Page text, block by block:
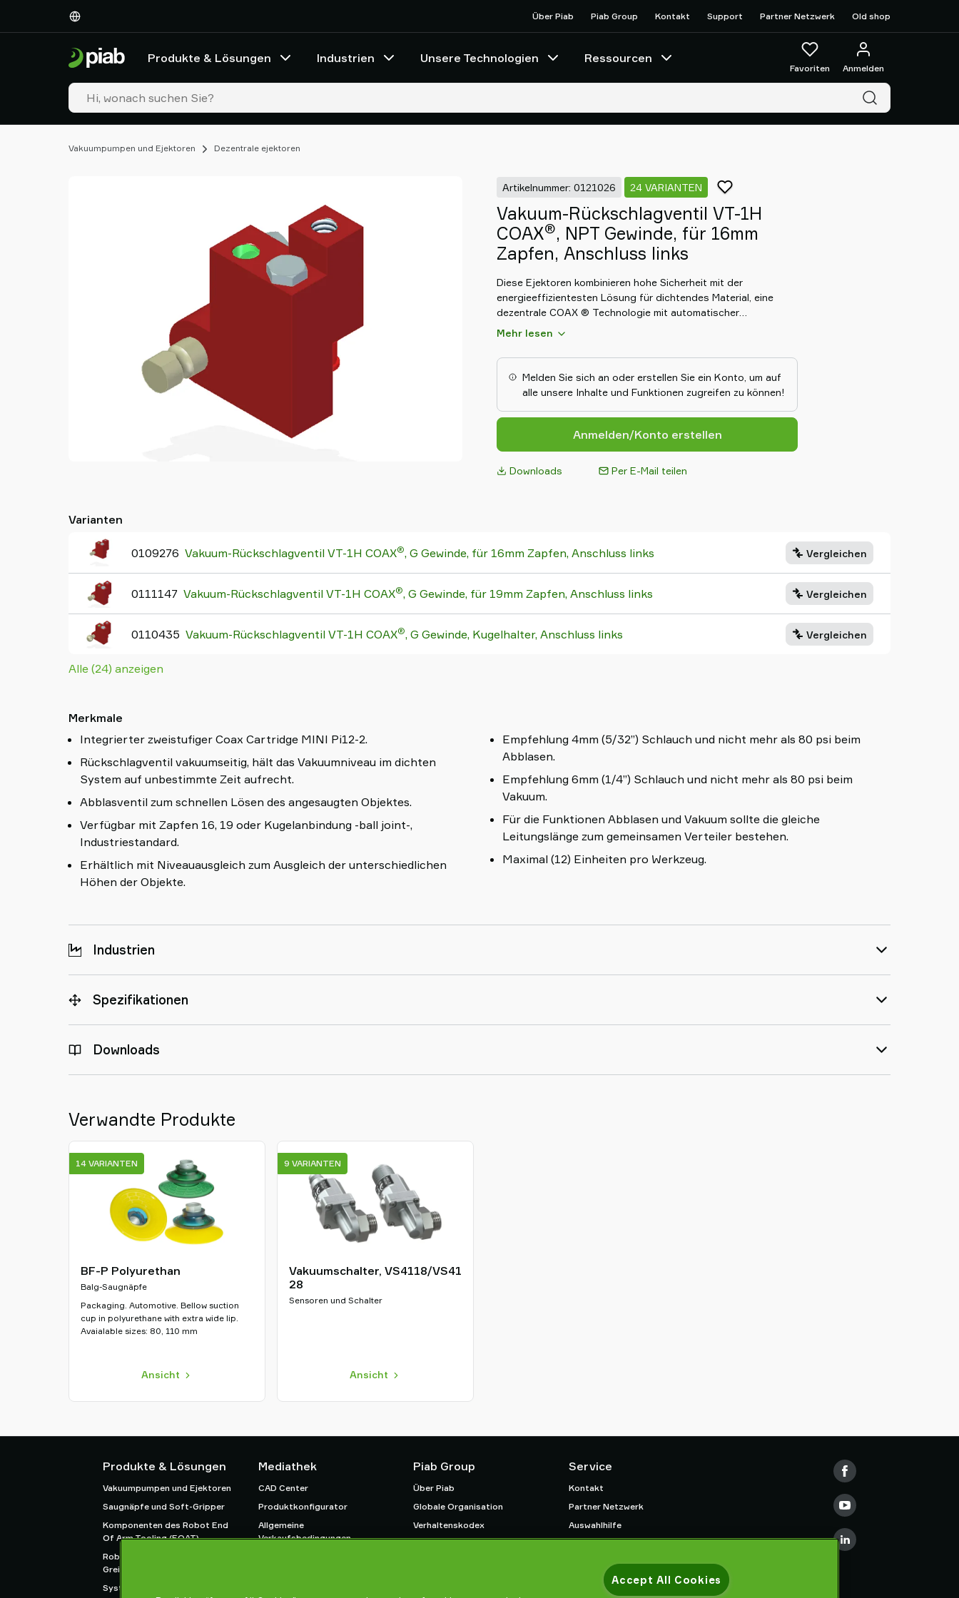
Über Piab Piab Group Kontakt Support Partner Netzwerk Old shop
Produkte & Lösungen Industrien Unsere Technologien Ressourcen
Favoriten Anmelden
Vakuumpumpen und Ejektoren Dezentrale ejektoren
Artikelnummer: 0121026 24 VARIANTEN
Vakuum-Rückschlagventil VT-1H
COAX®, NPT Gewinde, für 16mm
Zapfen, Anschluss links
Diese Ejektoren kombinieren hohe Sicherheit mit der
energieeffizientesten Lösung für dichtendes Material, eine
dezentrale COAX ® Technologie mit automatischer
Druckluftsparfunktion. Diese piSecure Ejektoren haben ein
hält und beinhalten ein integriertes Energiesparsystem, was
dazu führt, das praktisch kein Energieverbrauch stattfindet.
Sie sind außerdem sehr gut geeignet, wenn geltende Normen
und Vorschriften für Vakuum-Handhabungseinrichtungen
eingehalten und erfüllt werden müssen, wie z.B. (DIN/SS) – EN
13155, ASME Standard B30.20, etc.
Mehr lesen
Melden Sie sich an oder erstellen Sie ein Konto, um auf
alle unsere Inhalte und Funktionen zugreifen zu können!
Anmelden/Konto erstellen
Downloads Per E-Mail teilen
Varianten
0109276 Vakuum-Rückschlagventil VT-1H COAX®, G Gewinde, für 16mm Zapfen, Anschluss links Vergleichen
0111147 Vakuum-Rückschlagventil VT-1H COAX®, G Gewinde, für 19mm Zapfen, Anschluss links Vergleichen
0110435 Vakuum-Rückschlagventil VT-1H COAX®, G Gewinde, Kugelhalter, Anschluss links Vergleichen
Alle (24) anzeigen
Merkmale
Integrierter zweistufiger Coax Cartridge MINI Pi12-2.
Rückschlagventil vakuumseitig, hält das Vakuumniveau im dichten
System auf unbestimmte Zeit aufrecht.
Abblasventil zum schnellen Lösen des angesaugten Objektes.
Verfügbar mit Zapfen 16, 19 oder Kugelanbindung -ball joint-,
Industriestandard.
Erhältlich mit Niveauausgleich zum Ausgleich der unterschiedlichen
Höhen der Objekte.
Empfehlung 4mm (5/32”) Schlauch und nicht mehr als 80 psi beim
Abblasen.
Empfehlung 6mm (1/4”) Schlauch und nicht mehr als 80 psi beim
Vakuum.
Für die Funktionen Abblasen und Vakuum sollte die gleiche
Leitungslänge zum gemeinsamen Verteiler bestehen.
Maximal (12) Einheiten pro Werkzeug.
Industrien
Spezifikationen
Downloads
Verwandte Produkte
BF-P Polyurethan
Balg-Saugnäpfe
Packaging. Automotive. Bellow suction
cup in polyurethane with extra wide lip.
Avaialable sizes: 80, 110 mm
Ansicht
14 VARIANTEN
Vakuumschalter, VS4118/VS41
28
Sensoren und Schalter
Ansicht
9 VARIANTEN
Produkte & Lösungen
Vakuumpumpen und Ejektoren
Saugnäpfe und Soft-Gripper
Komponenten des Robot End
Of Arm Tooling (EOAT)
Roboter- und Cobot-
Greiflösungen
System- und Lösungszubehör
Mediathek
CAD Center
Produktkonfigurator
Allgemeine
Verkaufsbedingungen
Piab Group
Über Piab
Globale Organisation
Verhaltenskodex
Service
Kontakt
Partner Netzwerk
Auswahlhilfe
Produkte
Industrien
Technologien
Ressourcen
Accept All Cookies